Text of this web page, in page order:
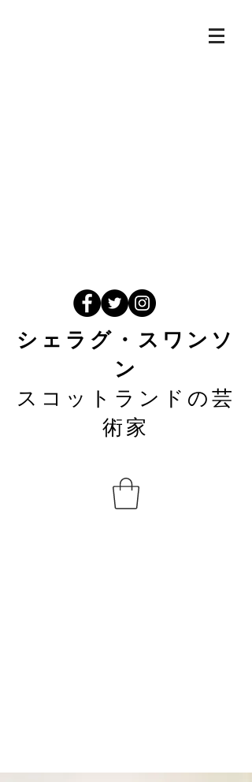
シェラグ・スワンソ
ン
スコットランドの芸
術家